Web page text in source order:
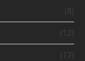
(8)
(12)
(17)